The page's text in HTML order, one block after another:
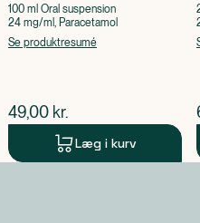
100 ml Oral suspension
24 mg/ml, Paracetamol
Se produktresumé
$nuværende pris
49,00 kr.
Læg i kurv